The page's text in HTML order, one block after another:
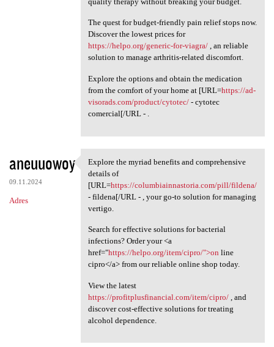
The quest for budget-friendly pain relief stops now.
Discover the lowest prices for
https://helpo.org/generic-for-viagra/, an reliable
solution to manage arthritis-related discomfort.
Explore the options and obtain the medication
from the comfort of your home at [URL=https://ad-
visorads.com/product/cytotec/- cytotec
comercial[/URL - .
aneuuowoy
09.11.2024
Adres
Explore the myriad benefits
Explore the myriad benefits and comprehensive
details of
[URL=https://columbiainnastoria.com/pill/fildena/
- fildena[/URL - , your go-to solution for managing
vertigo.
Search for effective solutions for bacterial
infections? Order your <a
href="https://helpo.org/item/cipro/">on line
cipro</a> from our reliable online shop today.
View the latest
https://profitplusfinancial.com/item/cipro/, and
discover cost-effective solutions for treating
alcohol dependence.